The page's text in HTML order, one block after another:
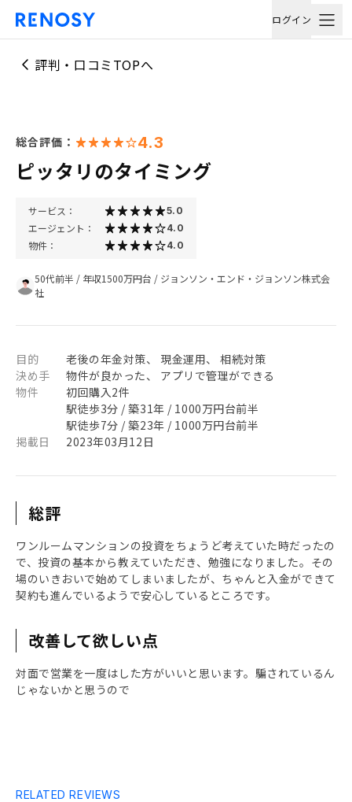
ログイン
評判・口コミTOPへ
総合評価： 4.3
ピッタリのタイミング
サービス： 5.0
エージェント： 4.0
物件： 4.0
50代前半 / 年収1500万円台 / ジョンソン・エンド・ジョンソン株式会
社
目的
老後の年金対策、 現金運用、 相続対策
決め手
物件が良かった、 アプリで管理ができる
物件
初回購入2件
駅徒歩3分 / 築31年 / 1000万円台前半
駅徒歩7分 / 築23年 / 1000万円台前半
掲載日
2023年03月12日
総評
ワンルームマンションの投資をちょうど考えていた時だったの
で、投資の基本から教えていただき、勉強になりました。その
場のいきおいで始めてしまいましたが、ちゃんと入金ができて
契約も進んでいるようで安心しているところです。
改善して欲しい点
対面で営業を一度はした方がいいと思います。騙されているん
じゃないかと思うので
RELATED REVIEWS